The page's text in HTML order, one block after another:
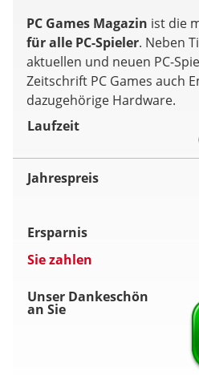
PC Games Magazin ist die
für alle PC-Spieler. Neben
aktuellen und neuen PC-
Zeitschrift PC Games auch
dazugehörige Hardware.
Laufzeit
Jahrespreis
Ersparnis
Sie zahlen
Unser Dankeschön
an Sie